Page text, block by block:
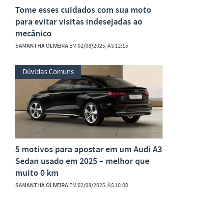
Tome esses cuidados com sua moto
para evitar visitas indesejadas ao
mecânico
SAMANTHA OLIVEIRAEM 02/08/2025, ÀS 12:15
Dúvidas Comuns
5 motivos para apostar em um Audi A3
Sedan usado em 2025 – melhor que
muito 0 km
SAMANTHA OLIVEIRAEM 02/08/2025, ÀS 10:00